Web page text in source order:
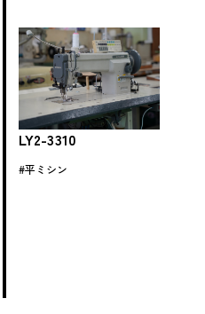
LY2-3310
平ミシン